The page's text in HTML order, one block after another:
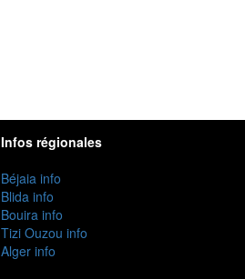
Infos régionales
Béjaia info
Blida info
Bouira info
Tizi Ouzou info
Alger info